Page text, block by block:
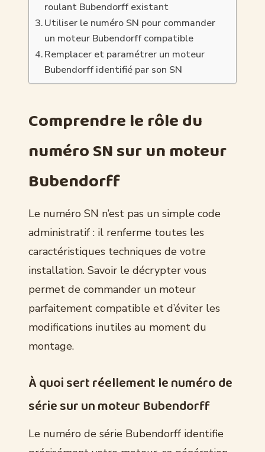
roulant Bubendorff existant
Utiliser le numéro SN pour commander
un moteur Bubendorff compatible
Remplacer et paramétrer un moteur
Bubendorff identifié par son SN
Comprendre le rôle du
numéro SN sur un moteur
Bubendorff
Le numéro SN n’est pas un simple code
administratif : il renferme toutes les
caractéristiques techniques de votre
installation. Savoir le décrypter vous
permet de commander un moteur
parfaitement compatible et d’éviter les
modifications inutiles au moment du
montage.
À quoi sert réellement le numéro de
série sur un moteur Bubendorff
Le numéro de série Bubendorff identifie